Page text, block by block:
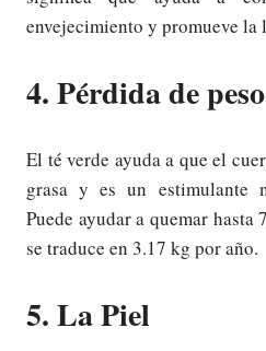
envejecimiento y promueve la
4. Pérdida de peso
El té verde ayuda a que el
grasa y es un estimulante
Puede ayudar a quemar
se traduce en 3.17 kg por año.
5. La Piel